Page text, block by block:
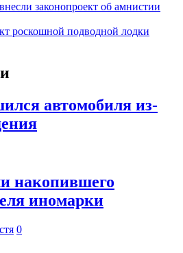
законопроект об амнистии
роскошной подводной лодки
автомобиля из-
накопившего
иномарки
0